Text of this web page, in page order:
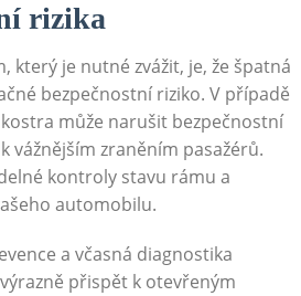
rizika
který je ⁢nutné‍ zvážit, je, že špatná
bezpečnostní riziko. V ‌případě
může narušit bezpečnostní
vážnějším zraněním pasažérů.
kontroly stavu ⁢rámu a
automobilu.
a včasná diagnostika
přispět k otevřeným